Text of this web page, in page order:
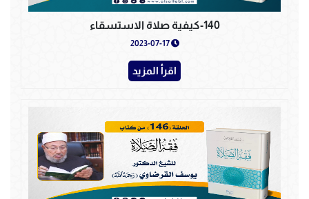
140-كيفية صلاة الاستسقاء
2023-07-17
اقرأ المزيد